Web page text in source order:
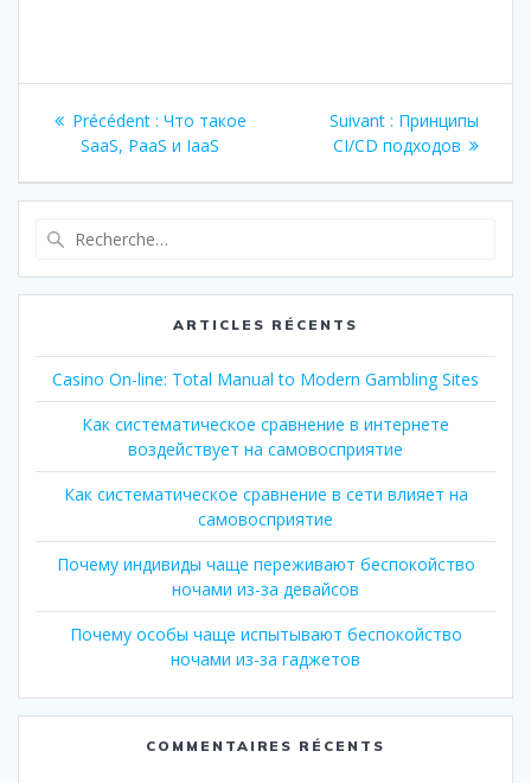
Navigation
l’article
Précédent : Article
précédent
Что такое
SaaS, PaaS и IaaS
Suivant : Article
suivant
Принципы
CI/CD подходов
:
ARTICLES RÉCENTS
Casino On-line: Total Manual to Modern Gambling Sites
Как систематическое сравнение в интернете
воздействует на самовосприятие
Как систематическое сравнение в сети влияет на
самовосприятие
Почему индивиды чаще переживают беспокойство
ночами из-за девайсов
Почему особы чаще испытывают беспокойство
ночами из-за гаджетов
COMMENTAIRES RÉCENTS